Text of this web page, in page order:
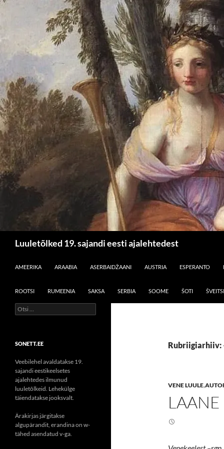
Luuletõlked 19. sajandi eesti ajalehtedest
AMEERIKA
ARAABIA ASERBAIDŽAANI AUSTRIA ESPERANTO
ROOTSI RUMEENIA SAKSA SERBIA SOOME ŠOTI ŠVEITSI
Rubriigiarhiiv:
VENE LUULE,
Otsi:
SONETT.EE
Veebilehel avaldatakse 19.
sajandi eestikeelsetes
ajalehtedes ilmunud
luuletõlkeid. Lehekülge
täiendatakse jooksvalt.
Ärakirjas järgitakse
algupärandit, erandina on w-
tähed asendatud v-ga.